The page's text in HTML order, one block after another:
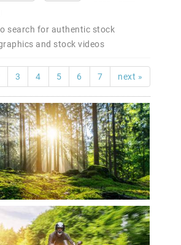
search for authentic stock
and stock videos
3 4 5 6 7 next »